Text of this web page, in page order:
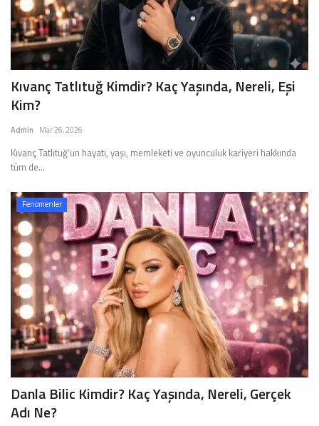
Kıvanç Tatlıtuğ Kimdir? Kaç Yaşında, Nereli, Eşi
Kim?
Admin Mar 26, 2026
Kıvanç Tatlıtuğ’un hayatı, yaşı, memleketi ve oyunculuk kariyeri hakkında
tüm de...
Fenomenler
Danla Bilic Kimdir? Kaç Yaşında, Nereli, Gerçek
Adı Ne?